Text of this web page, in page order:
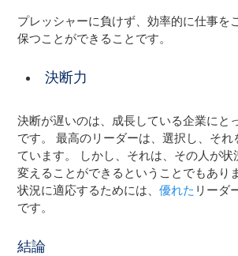
プレッシャーに負けず、効率的に仕事を
保つことができることです。
決断力
決断が遅いのは、成長している企業にと
です。 最高のリーダーは、選択し、それ
ています。 しかし、それは、その人が状
変えることができるということでもあり
状況に適応するためには、優れた リーダ
です。
結論